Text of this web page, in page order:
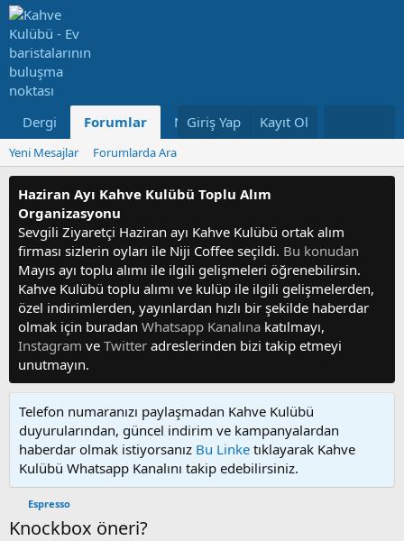
Dergi Forumlar Neler Yeni Kullanıcılar
Giriş Yap Kayıt Ol
Yeni Mesajlar Forumlarda Ara
Haziran Ayı Kahve Kulübü Toplu Alım
Organizasyonu
Sevgili Ziyaretçi Haziran ayı Kahve Kulübü ortak alım
firması sizlerin oyları ile Niji Coffee seçildi. Bu konudan
Mayıs ayı toplu alımı ile ilgili gelişmeleri öğrenebilirsin.
Kahve Kulübü toplu alımı ve kulüp ile ilgili gelişmelerden,
özel indirimlerden, yayınlardan hızlı bir şekilde haberdar
olmak için buradan Whatsapp Kanalına katılmayı,
Instagram ve Twitter adreslerinden bizi takip etmeyi
unutmayın.
Telefon numaranızı paylaşmadan Kahve Kulübü
duyurularından, güncel indirim ve kampanyalardan
haberdar olmak istiyorsanız Bu Linke tıklayarak Kahve
Kulübü Whatsapp Kanalını takip edebilirsiniz.
Espresso
Knockbox öneri?